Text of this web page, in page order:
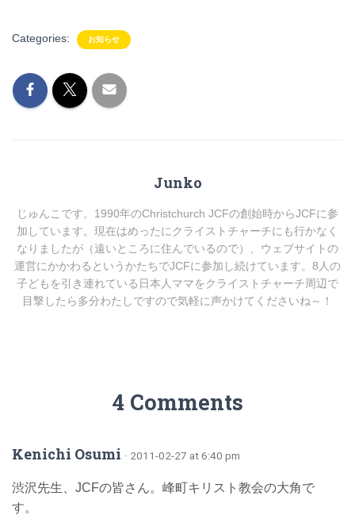
Categories: お知らせ
Junko
じゅんこです。1990年のChristchurch JCFの創始時からJCFに参
加しています。現在はめったにクライストチャーチにも行かなく
なりましたが（遠いところに住んでいるので）、ウェブサイトの
運営にかかわるというかたちでJCFに参加し続けています。8人の
子どもを引き連れている日本人ママをクライストチャーチ周辺で
目撃したら多分わたしですので気軽に声かけてくださいね～！
4 Comments
Kenichi Osumi · 2011-02-27 at 6:40 pm
渋沢先生、JCFの皆さん。峰町キリスト教会の大角で
す。